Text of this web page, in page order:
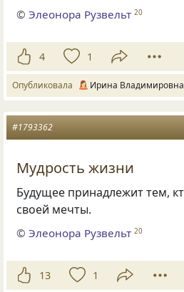
©Элеонора Рузвельт 20
4 1
Опубликовала Ирина Владимировна
#1793362
Мудрость жизни
Будущее принадлежит тем,
своей мечты.
©Элеонора Рузвельт 20
13 1